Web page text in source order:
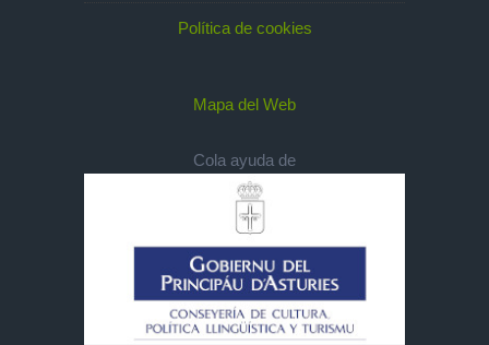
Política de cookies
Mapa del Web
Cola ayuda de